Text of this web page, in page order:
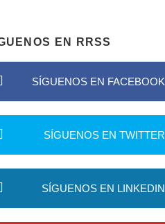
EN RRSS
SÍGUENOS EN FACEBOOK
SÍGUENOS EN TWITTER
SÍGUENOS EN LINKEDIN